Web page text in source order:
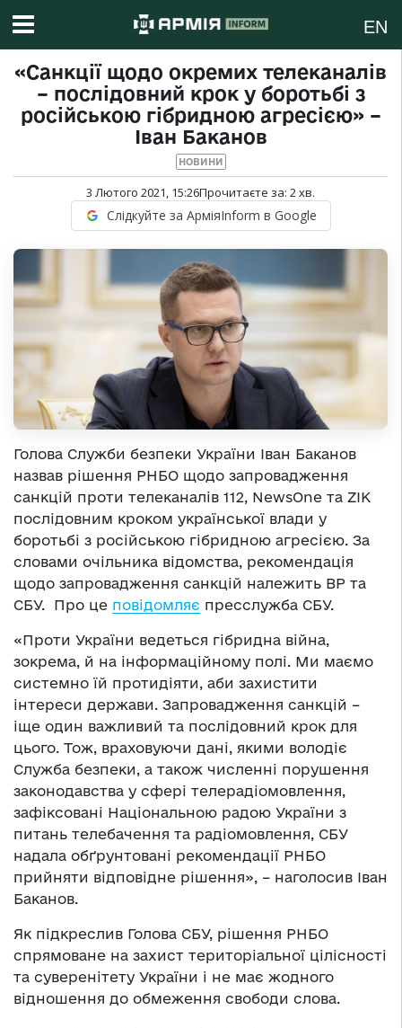
EN
«Санкції щодо окремих телеканалів
– послідовний крок у боротьбі з
російською гібридною агресією» –
Іван Баканов
НОВИНИ
3 Лютого 2021, 15:26Прочитаєте за: 2хв.
Слідкуйте за АрміяInform в Google
Голова Служби безпеки України Іван Баканов
назвав рішення РНБО щодо запровадження
санкцій проти телеканалів 112, NewsOne та ZIK
послідовним кроком української влади у
боротьбі з російською гібридною агресією. За
словами очільника відомства, рекомендація
щодо запровадження санкцій належить ВР та
СБУ. Про це повідомляє пресслужба СБУ.
«Проти України ведеться гібридна війна,
зокрема, й на інформаційному полі. Ми маємо
системно їй протидіяти, аби захистити
інтереси держави. Запровадження санкцій –
іще один важливий та послідовний крок для
цього. Тож, враховуючи дані, якими володіє
Служба безпеки, а також численні порушення
законодавства у сфері телерадіомовлення,
зафіксовані Національною радою України з
питань телебачення та радіомовлення, СБУ
надала обґрунтовані рекомендації РНБО
прийняти відповідне рішення», – наголосив Іван
Баканов.
Як підкреслив Голова СБУ, рішення РНБО
спрямоване на захист територіальної цілісності
та суверенітету України і не має жодного
відношення до обмеження свободи слова.